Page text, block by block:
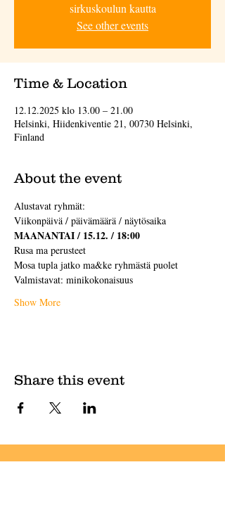
sirkuskoulun kautta
See other events
Time & Location
12.12.2025 klo 13.00 – 21.00
Helsinki, Hiidenkiventie 21, 00730 Helsinki,
Finland
About the event
Alustavat ryhmät:
Viikonpäivä / päivämäärä / näytösaika
MAANANTAI / 15.12. / 18:00
Rusa ma perusteet
Mosa tupla jatko ma&ke ryhmästä puolet
Valmistavat: minikokonaisuus
Show More
Share this event